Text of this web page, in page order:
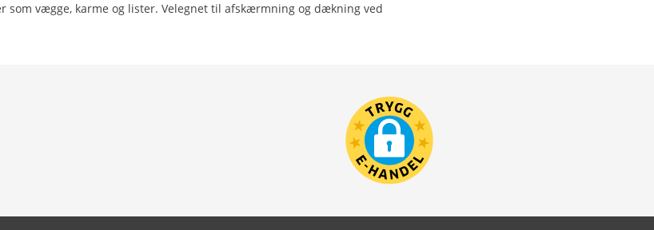
som vægge, karme og lister. Velegnet til afskærmning og dækning ved